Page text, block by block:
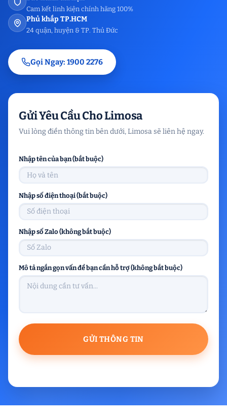
Cam kết linh kiện chính hãng 100%
Phủ khắp TP.HCM
24 quận, huyện & TP. Thủ Đức
Gọi Ngay: 1900 2276
Gửi Yêu Cầu Cho Limosa
Vui lòng điền thông tin bên dưới, Limosa sẽ liên hệ ngay.
Nhập tên của bạn (bắt buộc)
Nhập số điện thoại (bắt buộc)
Nhập số Zalo (không bắt buộc)
Mô tả ngắn gọn vấn đề bạn cần hỗ trợ (không bắt buộc)